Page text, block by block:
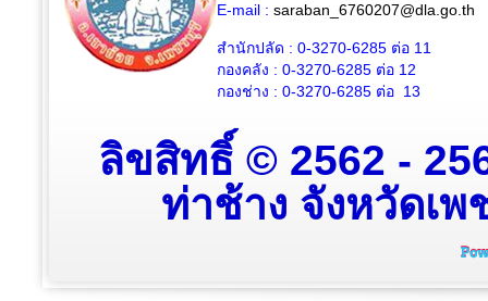
E-mail : saraban_6760207@dla.go.th
สำนักปลัด : 0-3270-6285 ต่อ 11
กองคลัง : 0-3270-6285 ต่อ 12
กองช่าง : 0-3270-6285 ต่อ 13
ลิขสิทธิ์ © 2562 -
ท่าช้าง จังหวัดเ